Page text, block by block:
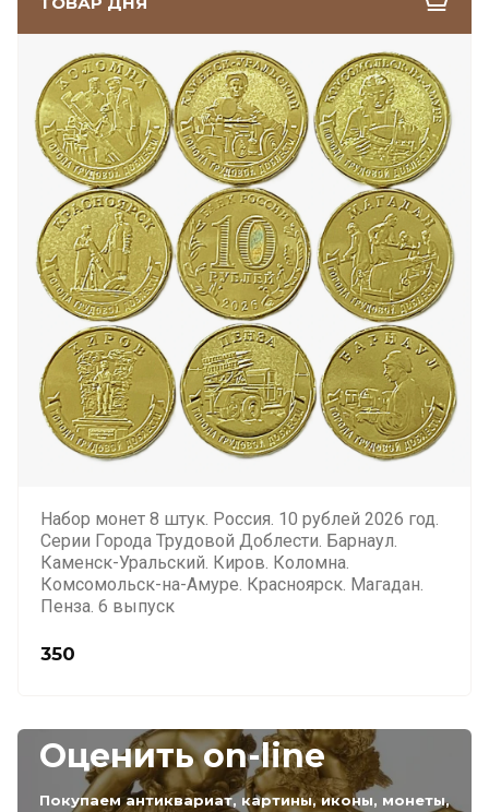
Набор монет 8 штук. Россия. 10 рублей 2026 год.
Серии Города Трудовой Доблести. Барнаул.
Каменск-Уральский. Киров. Коломна.
Комсомольск-на-Амуре. Красноярск. Магадан.
Пенза. 6 выпуск
350
Оценить on-line
Покупаем антиквариат, картины, иконы, монеты,